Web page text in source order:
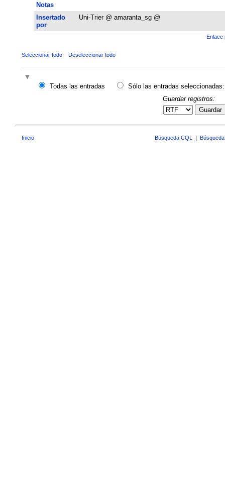
Notas
Insertado
por
Uni-Trier @ amaranta_sg @
Enlace
Seleccionar todo Deseleccionar todo
Todas las entradas
Sólo las entradas seleccionadas:
Guardar registros:
Guardar
Inicio Búsqueda CQL